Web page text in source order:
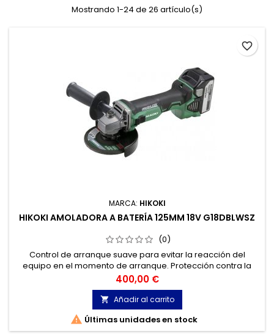
Mostrando 1-24 de 26 artículo(s)
MARCA: HIKOKI
HIKOKI AMOLADORA A BATERÍA 125MM 18V G18DBLWSZ
(0)
Control de arranque suave para evitar la reacción del
equipo en el momento de arranque. Protección contra la
sobrecarga. Protección de rearranque frente a un corte de
tensión.
Precio
400,00 €
 Añadir al carrito
 Últimas unidades en stock
favorite_border